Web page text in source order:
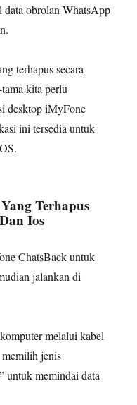
data obrolan WhatsApp
terhapus secara
kita perlu
desktop iMyFone
ini tersedia untuk
Terhapus
Ios
ChatsBack untuk
jalankan di
melalui kabel
jenis
memindai data